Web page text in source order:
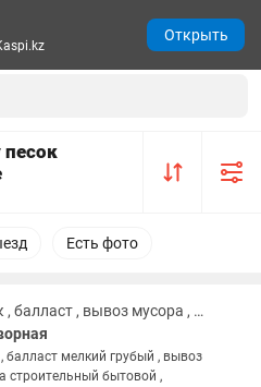
Есть фото
Песок , балласт , вывоз мусора , перегной , чернозем .
балласт мелкий грубый , вывоз
строительный бытовой ,
Открыть